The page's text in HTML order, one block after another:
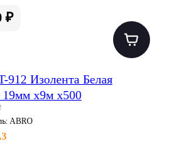
₽
912 Изолента Белая
х9м х500
ABRO